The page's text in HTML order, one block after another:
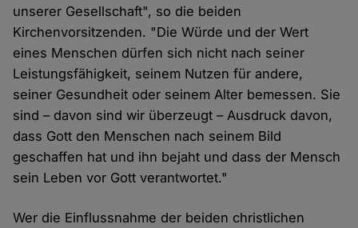
unserer Gesellschaft", so die beiden
Kirchenvorsitzenden. "Die Würde und der Wert
eines Menschen dürfen sich nicht nach seiner
Leistungsfähigkeit, seinem Nutzen für andere,
seiner Gesundheit oder seinem Alter bemessen. Sie
sind – davon sind wir überzeugt – Ausdruck davon,
dass Gott den Menschen nach seinem Bild
geschaffen hat und ihn bejaht und dass der Mensch
sein Leben vor Gott verantwortet."
Wer die Einflussnahme der beiden christlichen